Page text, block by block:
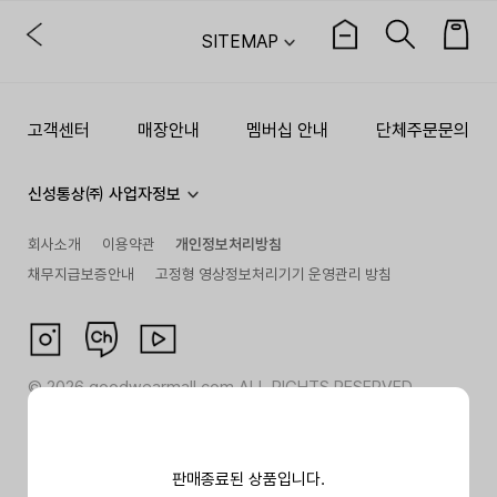
판매종료된 상품입니다.
SITEMAP
고객센터 매장안내 멤버십 안내 단체주문문의
신성통상㈜ 사업자정보
회사소개 이용약관
개인정보처리방침
채무지급보증안내
고정형 영상정보처리기기 운영관리 방침
©2026goodwearmall.com ALL RIGHTS RESERVED